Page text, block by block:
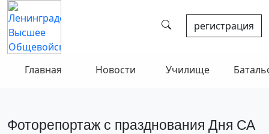
регистрация
Главная Новости Училище
Фоторепортаж с празднования Дня СА